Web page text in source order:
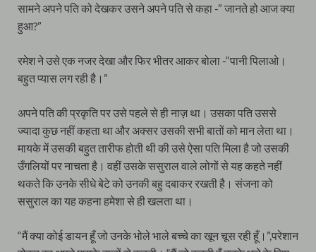
सामने अपने पति को देखकर उसने अपने पति से कहा -” जानते हो आज क्या
हुआ?”
रमेश ने उसे एक नजर देखा और फिर भीतर आकर बोला -“पानी पिलाओ।
बहुत प्यास लग रही है।”
अपने पति की प्रकृति पर उसे पहले से ही नाज़ था। उसका पति उससे
ज्यादा कुछ नहीं कहता था और अक्सर उसकी सभी बातों को मान लेता था।
मायके में उसकी बहुत तारीफ होती थी की उसे ऐसा पति मिला है जो उसकी
उँगलियों पर नाचता है। वहीं उसके ससुराल वाले लोगों से यह कहते नहीं
थकते कि उनके सीधे बेटे को उनकी बहु दबाकर रखती है। संजना को
ससुराल का यह कहना हमेशा से ही खलता था।
“मैं क्या कोई डायन हूँ जो उनके भोले भाले बच्चे का खून चूस रही हूँ।”,परेशान